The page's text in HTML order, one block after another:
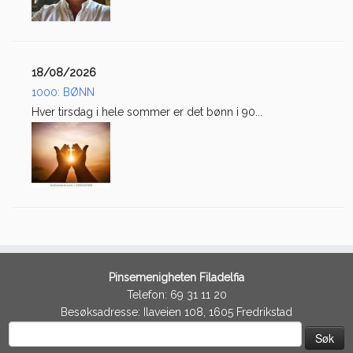
18/08/2026
1000: BØNN
Hver tirsdag i hele sommer er det bønn i 90...
Pinsemenigheten Filadelfia
Telefon: 69 31 11 20
Besøksadresse: Ilaveien 108, 1605 Fredrikstad
etter: